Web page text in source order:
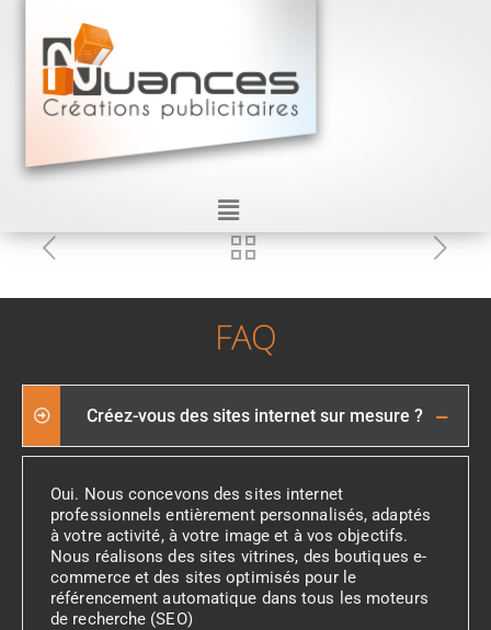
FAQ
Créez-vous des sites internet sur mesure ?
Oui. Nous concevons des sites internet
professionnels entièrement personnalisés, adaptés
à votre activité, à votre image et à vos objectifs.
Nous réalisons des sites vitrines, des boutiques e-
commerce et des sites optimisés pour le
référencement automatique dans tous les moteurs
de recherche (SEO)